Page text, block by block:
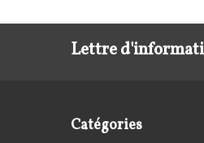
Lettre
Catégories